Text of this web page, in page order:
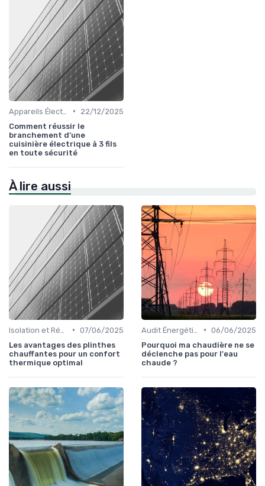
•
22/12/2025
Comment réussir le
branchement d’une
cuisinière électrique à 3 fils
en toute sécurité
À lire aussi
• 07/06/2025
Les avantages des plinthes
chauffantes pour un confort
thermique optimal
• 06/06/2025
Pourquoi ma chaudière ne se
déclenche pas pour l'eau
chaude ?